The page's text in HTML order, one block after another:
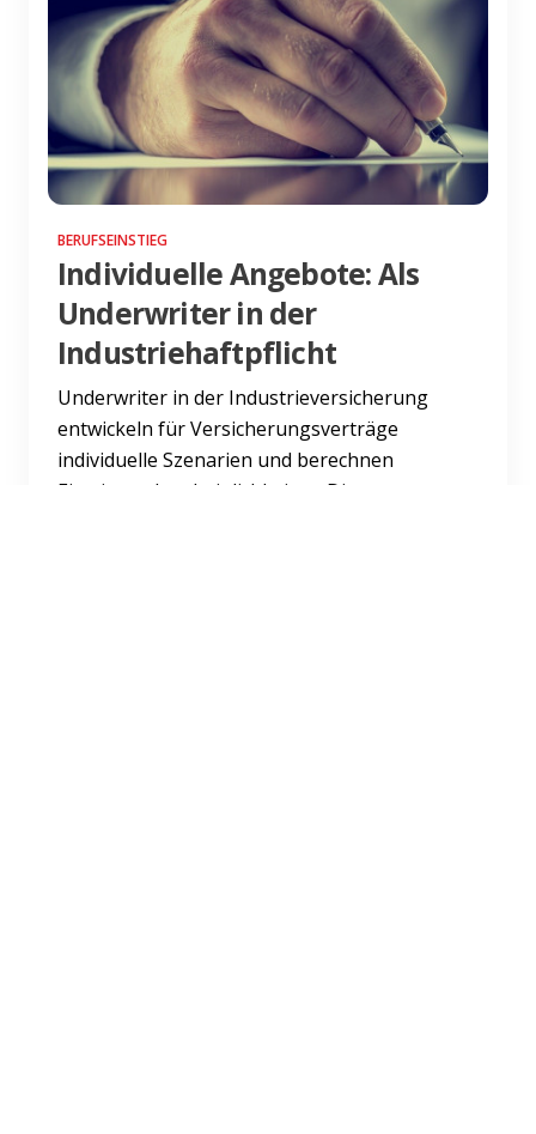
BERUFSEINSTIEG
Individuelle Angebote: Als
Underwriter in der
Industriehaftpflicht
Underwriter in der Industrieversicherung
entwickeln für Versicherungsverträge
individuelle Szenarien und berechnen
Eintrittswahrscheinlichkeiten. Die...